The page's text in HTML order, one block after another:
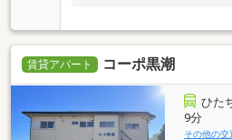
賃貸アパート コーポ黒潮
ひた
9分
その他の交